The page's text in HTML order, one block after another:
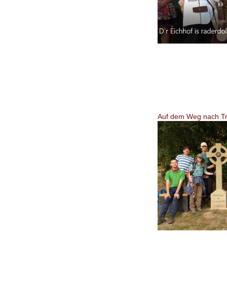
Auf dem Weg nach